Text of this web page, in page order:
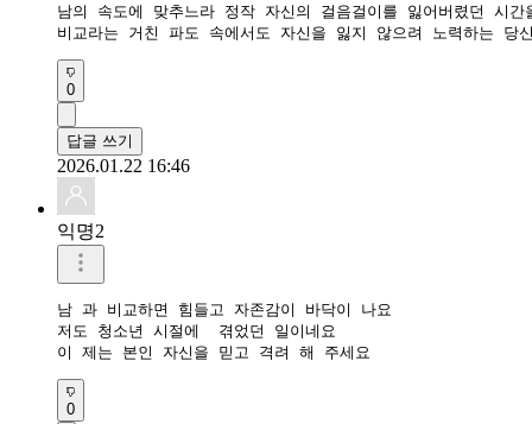
남의 속도에 맞추느라 정작 자신의 걸음걸이를 잃어버렸던
비교라는 거친 파도 속에서도 자신을 잃지 않으려 노력하는
0
답글 쓰기
2026.01.22 16:46
익명2
남 과 비교하면 힘들고 자존감이 바닥이 나요
저도 청소년 시절에  겪었던 일이네요
이 제는 본인 자신을 믿고 격려 해 주세요
0